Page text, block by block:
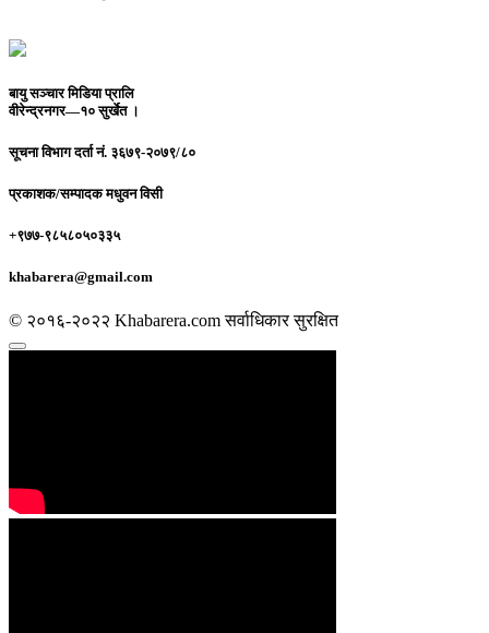
बायु सञ्चार मिडिया प्रालि
वीरेन्द्रनगर—१० सुर्खेत ।
सूचना विभाग दर्ता नं. ३६७९-२०७९/८०
प्रकाशक/सम्पादकमधुवन विसी
+९७७-९८५८०५०३३५
khabarera@gmail.com
© २०१६-२०२२ Khabarera.com सर्वाधिकार सुरक्षित